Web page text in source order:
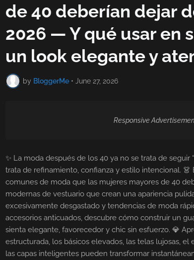
de 40 deberían dejar
2026 — Y qué usar en
un look elegante y
by BloggerMe • June 27, 2026
Responsive
✨ La moda después de los 40 ya no se trata de seguir
trata de refinamiento, confianza y estilo intencional. 👗
comunes de moda que las mujeres mayores de 40
modernas de vestuario que crean una apariencia
excesivamente desgastado y tendencias de moda
accesorios anticuados, descubre cómo construir un
sienta elegante, favorecedor y chic sin esfuerzo. 💎
estructurada, los básicos elevados, las telas lujosas,
las capas inteligentes pueden transformar